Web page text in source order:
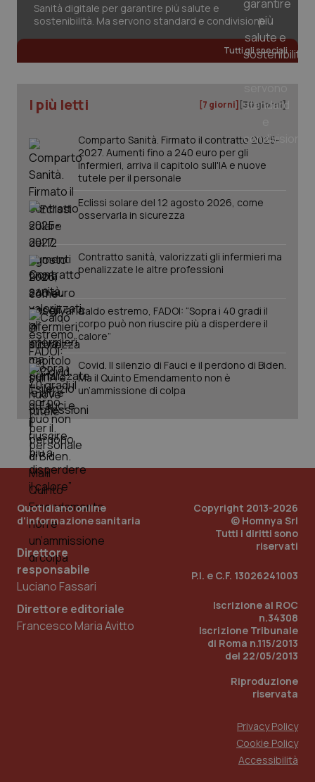
Sanità digitale per garantire più salute e
sostenibilità. Ma servono standard e condivisione
Tutti gli speciali
I più letti [7 giorni] [30 giorni]
Comparto Sanità. Firmato il contratto 2025-
2027. Aumenti fino a 240 euro per gli
infermieri, arriva il capitolo sull'IA e nuove
tutele per il personale
Eclissi solare del 12 agosto 2026, come
osservarla in sicurezza
Contratto sanità, valorizzati gli infermieri ma
penalizzate le altre professioni
Caldo estremo, FADOI: “Sopra i 40 gradi il
corpo può non riuscire più a disperdere il
calore”
Covid. Il silenzio di Fauci e il perdono di Biden.
Ma il Quinto Emendamento non è
un’ammissione di colpa
Quotidiano online
d'informazione sanitaria
Direttore
responsabile
Luciano Fassari
Direttore editoriale
Francesco Maria Avitto
Copyright 2013-2026
© Homnya Srl
Tutti i diritti sono
riservati
P.I. e C.F. 13026241003
Iscrizione al ROC
n.34308
Iscrizione Tribunale
di Roma n.115/2013
del 22/05/2013
Riproduzione
riservata
Privacy Policy
Cookie Policy
Accessibilità
tracking-sites-ironfish-
www.quotidianosanita.it
_ga
Google LLC
.quotidianosanita.it
www.quotidianosanita.it
.quotidianosanita.it
1
mese